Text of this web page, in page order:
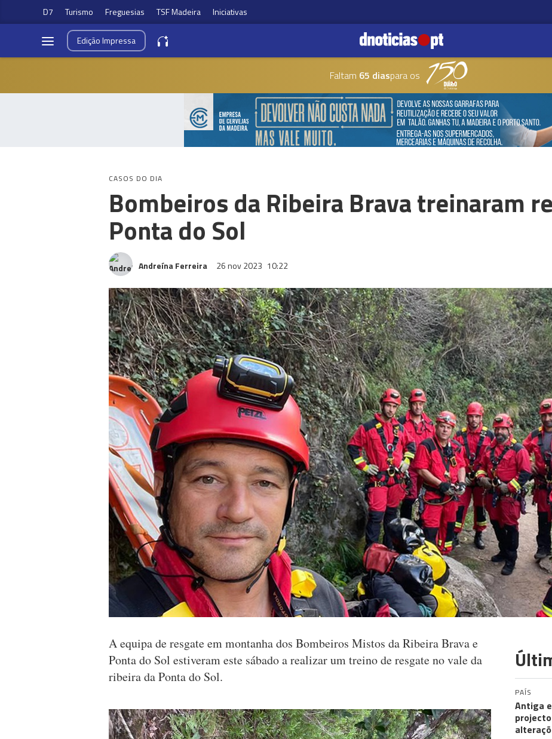
D7 Turismo Freguesias TSF Madeira Iniciativas
EdiçãoImpressa
Faltam 65 diaspara os
CASOS DO DIA
Bombeiros da Ribeira Brava treinaram
Ponta do Sol
Andreína Ferreira 26 nov 2023 10:22
A equipa de resgate em montanha dos Bombeiros Mistos da Ribeira Brava e
Ponta do Sol estiveram este sábado a realizar um treino de resgate no vale da
ribeira da Ponta do Sol.
PAÍS
Antiga